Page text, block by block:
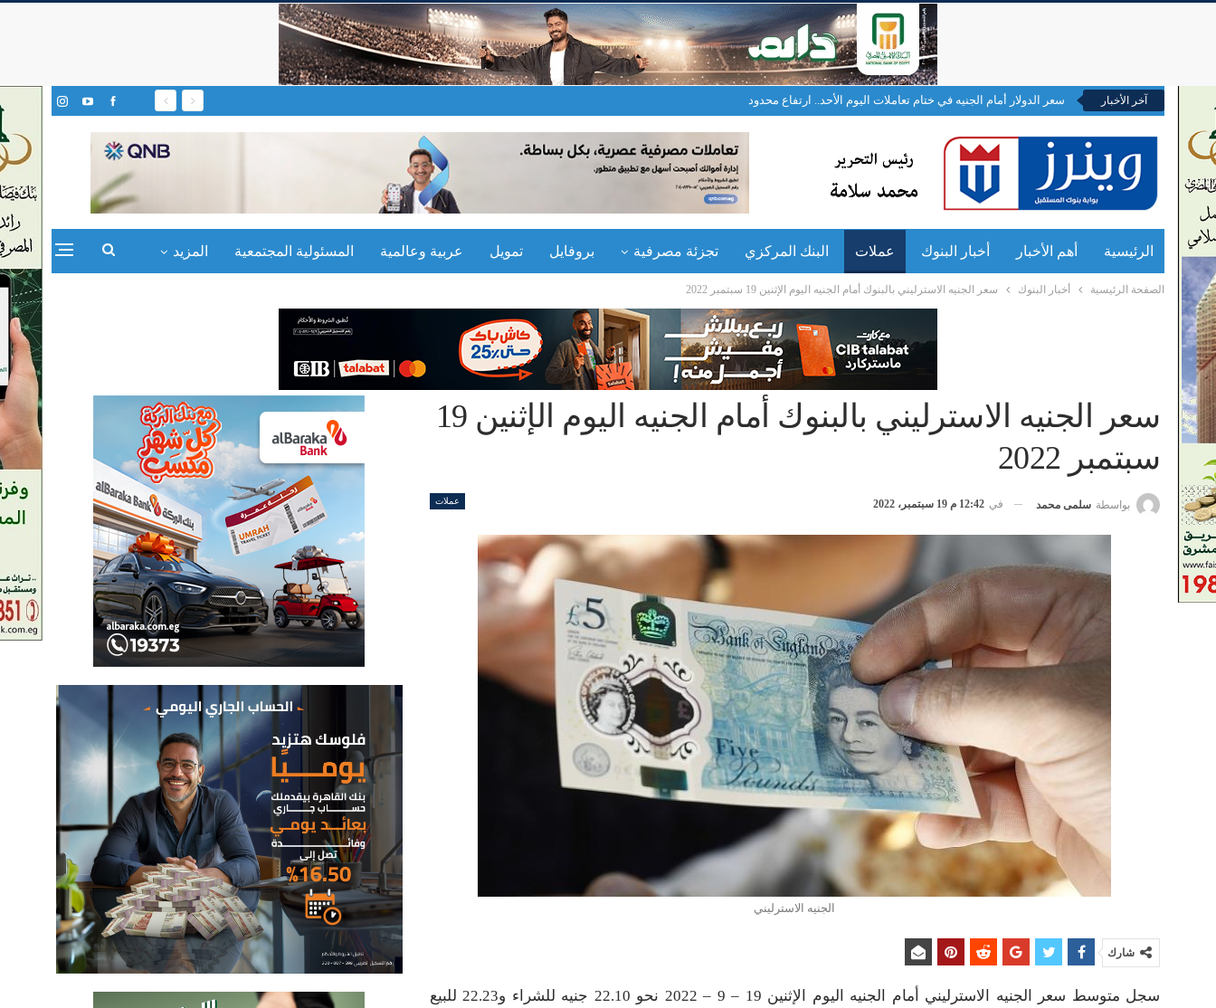
آخر الأخبار سعر الدولار أمام الجنيه في ختام تعاملات اليوم الأحد.. ارتفاع محدود
الرئيسية أهم الأخبار أخبار البنوك عملات البنك المركزي تجزئة مصرفية بروفايل تمويل عربية وعالمية المسئولية المجتمعية المزيد
الصفحة الرئيسية أخبار البنوك سعر الجنيه الاسترليني بالبنوك أمام الجنيه اليوم الإثنين 19 سبتمبر 2022
سعر الجنيه الاسترليني بالبنوك أمام الجنيه اليوم الإثنين 19
سبتمبر 2022
عملات بواسطة سلمى محمد في 12:42 م 19 سبتمبر، 2022
الجنيه الاسترليني
شارك
سجل متوسط سعر الجنيه الاسترليني أمام الجنيه اليوم الإثنين 19 – 9 – 2022 نحو 22.10 جنيه للشراء و22.23 للبيع